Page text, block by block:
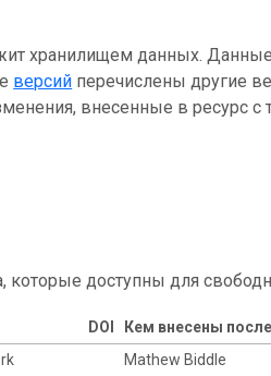
хранилищем данных.
версий перечислены другие
внесенные в ресурс с
доступны для
DOI
Кем внесены
Mathew Biddle